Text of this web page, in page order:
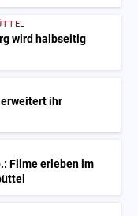
wird halbseitig
ihr
Filme erleben im